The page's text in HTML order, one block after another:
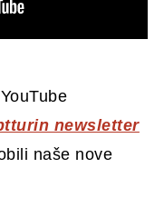
newsletter
naše nove